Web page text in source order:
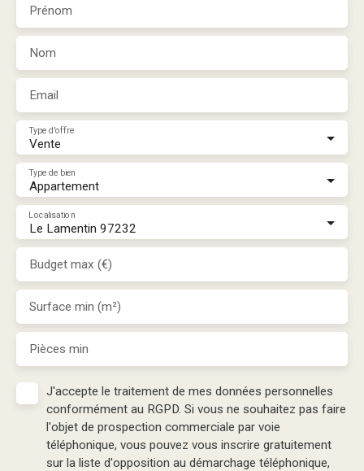
Prénom
Nom
Email
Vente
Type d'offre
Appartement
Type de bien
Le Lamentin 97232
Localisation
Budget max (€)
Surface min (m²)
Pièces min
J'accepte le traitement de mes données personnelles
conformément au RGPD. Si vous ne souhaitez pas faire
l'objet de prospection commerciale par voie
téléphonique, vous pouvez vous inscrire gratuitement
sur la liste d'opposition au démarchage téléphonique,